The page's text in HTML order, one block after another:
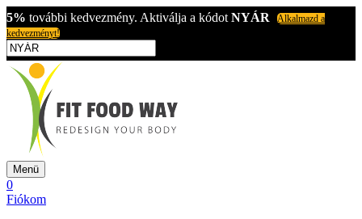
5% további kedvezmény. Aktiválja a kódot NYÁR
Alkalmazd a
kedvezményt!
Menü
0
Fiókom